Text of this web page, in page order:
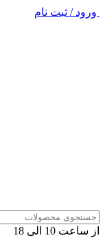
ورود / ثبت نام
از ساعت 10 الی 18